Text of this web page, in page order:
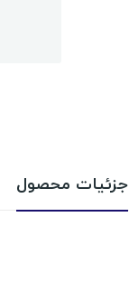
جزئیات محصول